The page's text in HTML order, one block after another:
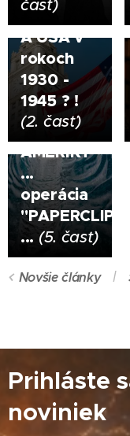
časť)
NACISTAMI
A USA v
rokoch
1930 -
1945 ? !
(2. časť)
20.02.2023
NACISTICKÝ
ÚSTUP do
ANTARKTÍDY
a JUŽNEJ
AMERIKY
...
operácia
"PAPERCLIP"
... (5. časť)
Novšie články
Prihláste
noviniek